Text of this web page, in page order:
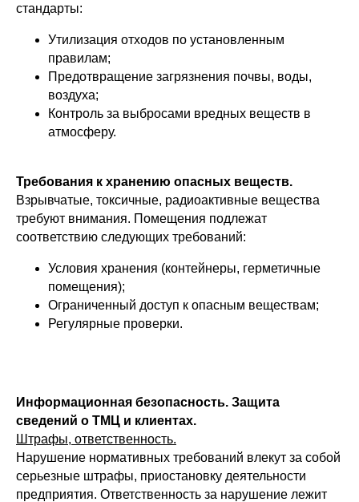
стандарты:
Утилизация отходов по установленным
правилам;
Предотвращение загрязнения почвы, воды,
воздуха;
Контроль за выбросами вредных веществ в
атмосферу.
Требования к хранению опасных веществ.
Взрывчатые, токсичные, радиоактивные вещества
требуют внимания. Помещения подлежат
соответствию следующих требований:
Условия хранения (контейнеры, герметичные
помещения);
Ограниченный доступ к опасным веществам;
Регулярные проверки.
Информационная безопасность. Защита
сведений о ТМЦ и клиентах.
Штрафы, ответственность.
Нарушение нормативных требований влекут за собой
серьезные штрафы, приостановку деятельности
предприятия. Ответственность за нарушение лежит